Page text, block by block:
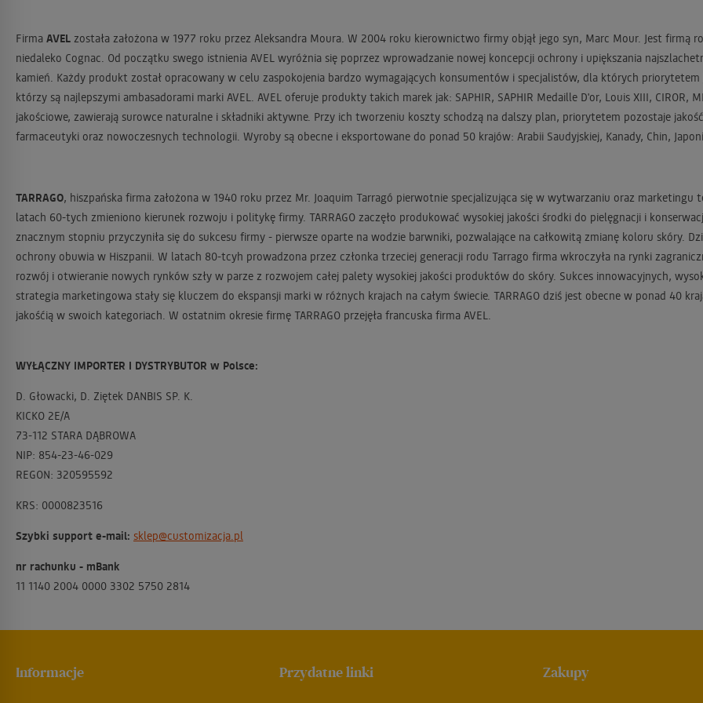
Firma AVEL została założona w 1977 roku przez Aleksandra Moura. W 2004 roku kierownictwo firmy objął jego syn, Marc Mour. Jest firmą
niedaleko Cognac. Od początku swego istnienia AVEL wyróżnia się poprzez wprowadzanie nowej koncepcji ochrony i upiększania
kamień. Każdy produkt został opracowany w celu zaspokojenia bardzo wymagających konsumentów i specjalistów, dla których
którzy są najlepszymi ambasadorami marki AVEL. AVEL oferuje produkty takich marek jak: SAPHIR, SAPHIR Medaille D'or, Louis XIII, CIROR,
jakościowe, zawierają surowce naturalne i składniki aktywne. Przy ich tworzeniu koszty schodzą na dalszy plan, priorytetem pozostaje
farmaceutyki oraz nowoczesnych technologii. Wyroby są obecne i eksportowane do ponad 50 krajów: Arabii Saudyjskiej, Kanady, Chin,
TARRAGO, hiszpańska firma założona w 1940 roku przez Mr. Joaquim Tarragó pierwotnie specjalizująca się w wytwarzaniu oraz
latach 60-tych zmieniono kierunek rozwoju i politykę firmy. TARRAGO zaczęło produkować wysokiej jakości środki do pielęgnacji i
znacznym stopniu przyczyniła się do sukcesu firmy - pierwsze oparte na wodzie barwniki, pozwalające na całkowitą zmianę koloru skóry.
ochrony obuwia w Hiszpanii. W latach 80-tcyh prowadzona przez członka trzeciej generacji rodu Tarrago firma wkroczyła na rynki
rozwój i otwieranie nowych rynków szły w parze z rozwojem całej palety wysokiej jakości produktów do skóry. Sukces innowacyjnych,
strategia marketingowa stały się kluczem do ekspansji marki w różnych krajach na całym świecie. TARRAGO dziś jest obecne w ponad 40
jakośćią w swoich kategoriach. W ostatnim okresie firmę TARRAGO przejęła francuska firma AVEL.
WYŁĄCZNY IMPORTER I DYSTRYBUTOR w Polsce:
D. Głowacki, D. Ziętek DANBIS SP. K.
KICKO 2E/A
73-112 STARA DĄBROWA
NIP: 854-23-46-029
REGON: 320595592
KRS: 0000823516
Szybki support e-mail: sklep@customizacja.pl
nr rachunku - mBank
11 1140 2004 0000 3302 5750 2814
Informacje Przydatne linki Zakupy